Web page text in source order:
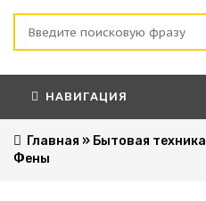
НАВИГАЦИЯ
Главная » Бытовая техника
Фены